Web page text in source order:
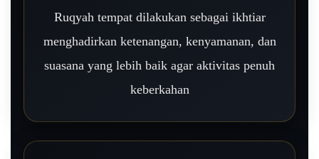
Ruqyah tempat dilakukan sebagai ikhtiar
menghadirkan ketenangan, kenyamanan, dan
suasana yang lebih baik agar aktivitas penuh
keberkahan